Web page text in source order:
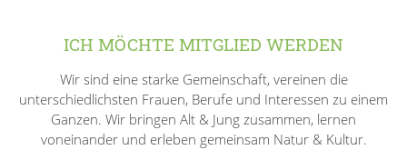
ICH MÖCHTE MITGLIED WERDEN
Wir sind eine starke Gemeinschaft, vereinen die
unterschiedlichsten Frauen, Berufe und Interessen zu einem
Ganzen. Wir bringen Alt & Jung zusammen, lernen
voneinander und erleben gemeinsam Natur & Kultur.